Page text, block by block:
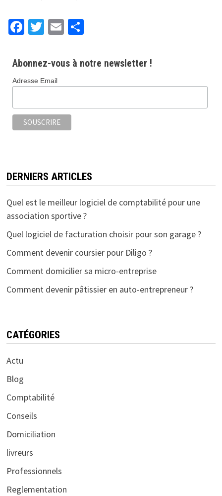
Fa
b
o
o
k
T
tt
er
E
ai
P
ta
r
Abonnez-vous à notre newsletter !
Adresse Email
DERNIERS ARTICLES
Quel est le meilleur logiciel de comptabilité pour une
association sportive ?
Quel logiciel de facturation choisir pour son garage ?
Comment devenir coursier pour Diligo ?
Comment domicilier sa micro-entreprise
Comment devenir pâtissier en auto-entrepreneur ?
CATÉGORIES
Actu
Blog
Comptabilité
Conseils
Domiciliation
livreurs
Professionnels
Reglementation